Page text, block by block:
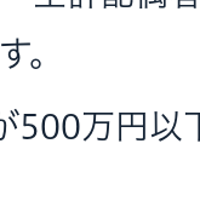
。
万円以